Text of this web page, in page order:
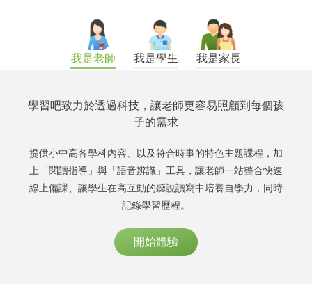
我是老師 我是學生 我是家長
學習吧致力於透過科技，讓老師更容易照顧到每個孩
子的需求
提供小中高各學科內容、以及符合時事的特色主題課程，加
上「閱讀指導」與「語音辨識」工具，讓老師一站整合快速
線上備課、讓學生在高互動的聽說讀寫中培養自學力，同時
記錄學習歷程。
開始體驗